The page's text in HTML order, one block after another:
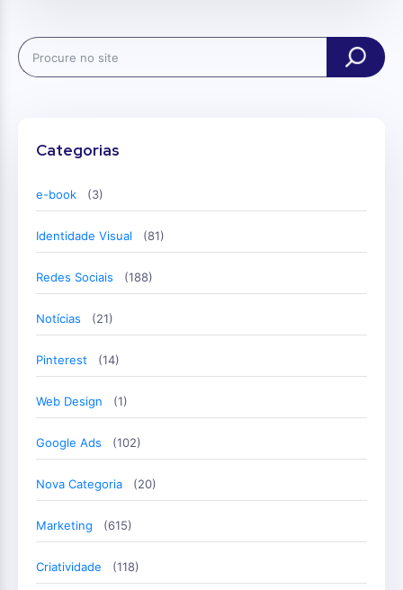
Search
Categorias
e-book (3)
Identidade Visual (81)
Redes Sociais (188)
Notícias (21)
Pinterest (14)
Web Design (1)
Google Ads (102)
Nova Categoria (20)
Marketing (615)
Criatividade (118)